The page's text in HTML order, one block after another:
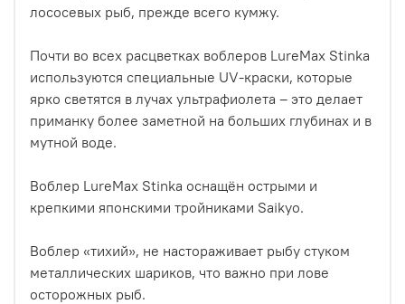
лососевых рыб, прежде всего кумжу.
Почти во всех расцветках воблеров LureMax Stinka
используются специальные UV-краски, которые
ярко светятся в лучах ультрафиолета – это делает
приманку более заметной на больших глубинах и в
мутной воде.
Воблер LureMax Stinka оснащён острыми и
крепкими японскими тройниками Saikyo.
Воблер «тихий», не настораживает рыбу стуком
металлических шариков, что важно при лове
осторожных рыб.